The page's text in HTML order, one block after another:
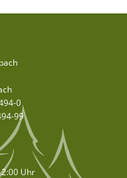
0
99
Uhr